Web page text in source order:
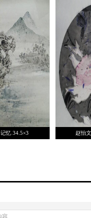
忆 34.5×3 赵怡